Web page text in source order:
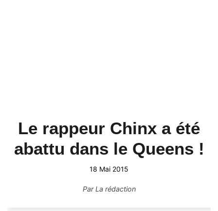
Le rappeur Chinx a été
abattu dans le Queens !
18 Mai 2015
ParLa rédaction